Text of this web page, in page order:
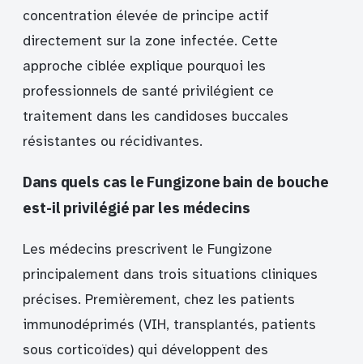
concentration élevée de principe actif
directement sur la zone infectée. Cette
approche ciblée explique pourquoi les
professionnels de santé privilégient ce
traitement dans les candidoses buccales
résistantes ou récidivantes.
Dans quels cas le Fungizone bain de bouche
est-il privilégié par les médecins
Les médecins prescrivent le Fungizone
principalement dans trois situations cliniques
précises. Premièrement, chez les patients
immunodéprimés (VIH, transplantés, patients
sous corticoïdes) qui développent des